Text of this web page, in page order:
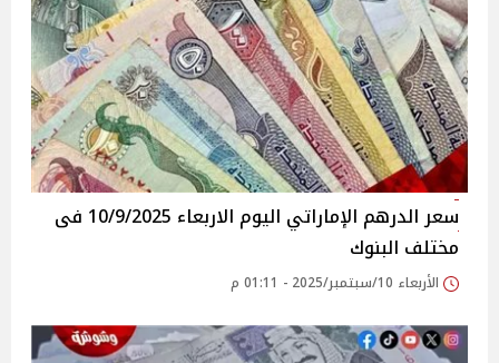
سعر الدرهم الإماراتي اليوم الاربعاء 10/9/2025 فى
مختلف البنوك
الأربعاء 10/سبتمبر/2025 - 01:11 م